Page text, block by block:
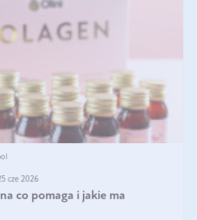
cze 2026
co pomaga i jakie ma